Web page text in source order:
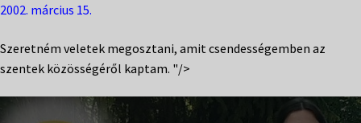
2002. március 15.
Szeretném veletek megosztani, amit csendességemben az
szentek közösségéről kaptam. "/>